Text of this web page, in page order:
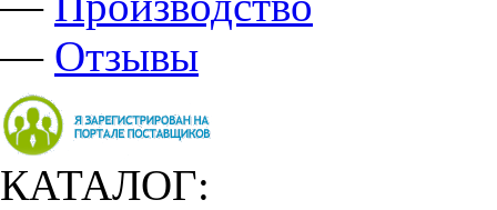
— Отзывы
КАТАЛОГ: